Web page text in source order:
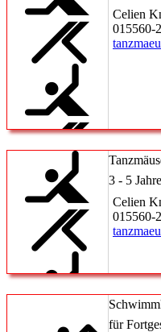
Celien
015560-
3 - 5 Jahre
Celien
015560-
für